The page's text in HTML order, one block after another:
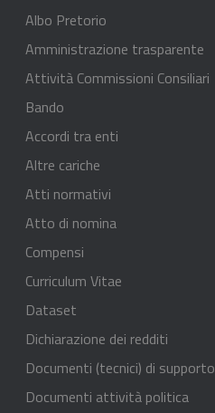
Albo Pretorio
Amministrazione trasparente
Attività Commissioni Consiliari
Bando
Accordi tra enti
Altre cariche
Atti normativi
Atto di nomina
Compensi
Curriculum Vitae
Dataset
Dichiarazione dei redditi
Documenti (tecnici) di supporto
Documenti attività politica